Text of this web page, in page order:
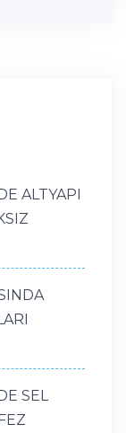
ALTYAPI
SEL